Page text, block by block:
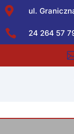
 ul.
 24 264 57